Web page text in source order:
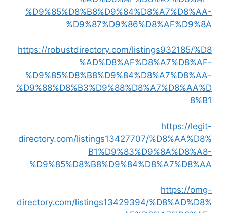
%D9%85%D8%B8%D9%84%D8%A7%D8%AA-
%D9%87%D9%86%D8%AF%D9%8A
https://robustdirectory.com/listings932185/%D8
%AD%D8%AF%D8%A7%D8%AF-
%D9%85%D8%B8%D9%84%D8%A7%D8%AA-
%D9%88%D8%B3%D9%88%D8%A7%D8%AA%D
8%B1
https://legit-
directory.com/listings13427707/%D8%AA%D8%
B1%D9%83%D9%8A%D8%A8-
%D9%85%D8%B8%D9%84%D8%A7%D8%AA
https://omg-
directory.com/listings13429394/%D8%AD%D8%